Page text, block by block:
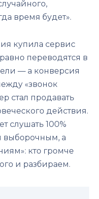
время будет».
купила сервис
переводятся в
— а конверсия
«звонок
стал продавать
действия.
слушать 100%
выборочным, а
кто громче
и разбираем.